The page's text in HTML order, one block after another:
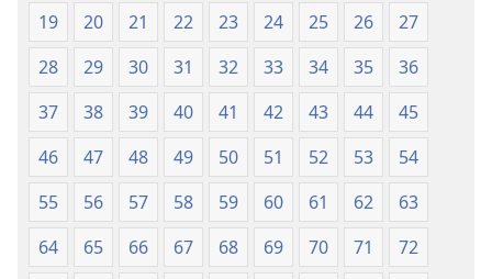
(edición
de 1987)
(edición
de 1987)
19
20 21 22 23 24 25 26
27
28
29 30 31 32 33 34 35
36
37
38 39 40 41 42 43 44
45
46
47 48 49 50 51 52 53
54
55
56 57 58 59 60 61 62
63
64
65 66 67 68 69 70 71
72